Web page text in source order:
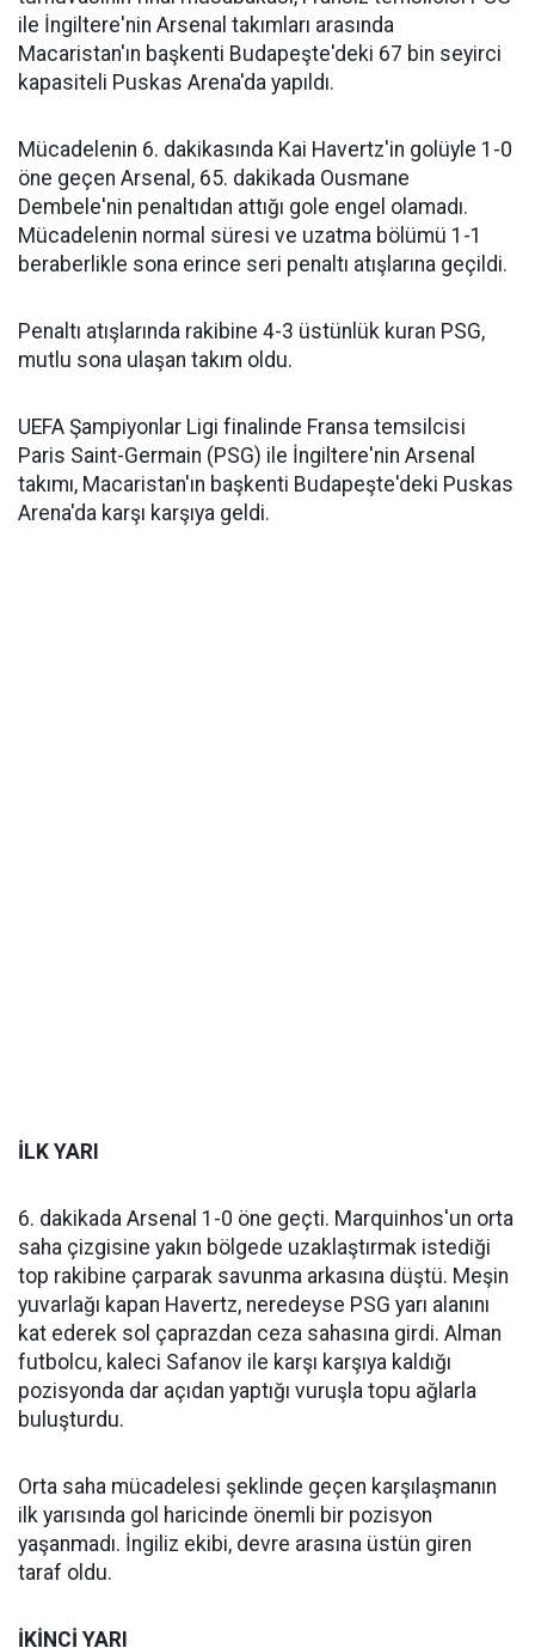
ile İngiltere'nin Arsenal takımları arasında
Macaristan'ın başkenti Budapeşte'deki 67 bin seyirci
kapasiteli Puskas Arena'da yapıldı.
Mücadelenin 6. dakikasında Kai Havertz'in golüyle 1-0
öne geçen Arsenal, 65. dakikada Ousmane
Dembele'nin penaltıdan attığı gole engel olamadı.
Mücadelenin normal süresi ve uzatma bölümü 1-1
beraberlikle sona erince seri penaltı atışlarına geçildi.
Penaltı atışlarında rakibine 4-3 üstünlük kuran PSG,
mutlu sona ulaşan takım oldu.
UEFA Şampiyonlar Ligi finalinde Fransa temsilcisi
Paris Saint-Germain (PSG) ile İngiltere'nin Arsenal
takımı, Macaristan'ın başkenti Budapeşte'deki Puskas
Arena'da karşı karşıya geldi.
İLK YARI
6. dakikada Arsenal 1-0 öne geçti. Marquinhos'un orta
saha çizgisine yakın bölgede uzaklaştırmak istediği
top rakibine çarparak savunma arkasına düştü. Meşin
yuvarlağı kapan Havertz, neredeyse PSG yarı alanını
kat ederek sol çaprazdan ceza sahasına girdi. Alman
futbolcu, kaleci Safanov ile karşı karşıya kaldığı
pozisyonda dar açıdan yaptığı vuruşla topu ağlarla
buluşturdu.
Orta saha mücadelesi şeklinde geçen karşılaşmanın
ilk yarısında gol haricinde önemli bir pozisyon
yaşanmadı. İngiliz ekibi, devre arasına üstün giren
taraf oldu.
İKİNCİ YARI